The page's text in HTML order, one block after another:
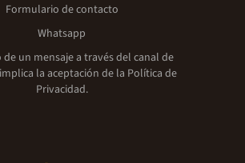
Formulario de contacto
Whatsapp
de un mensaje a través del canal de
la aceptación de la Política de
Privacidad.